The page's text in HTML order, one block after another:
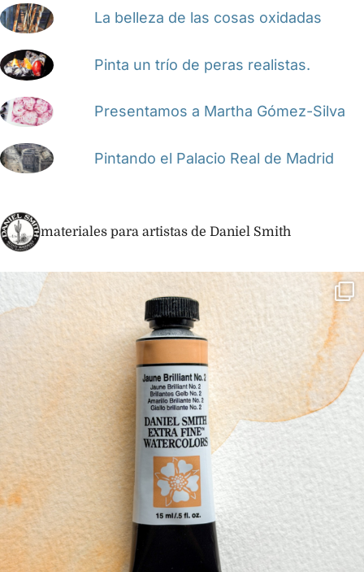
La belleza de las cosas oxidadas
Pinta un trío de peras realistas.
Presentamos a Martha Gómez-Silva
Pintando el Palacio Real de Madrid
materiales para artistas de Daniel Smith